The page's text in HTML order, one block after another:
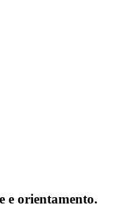
e orientamento.